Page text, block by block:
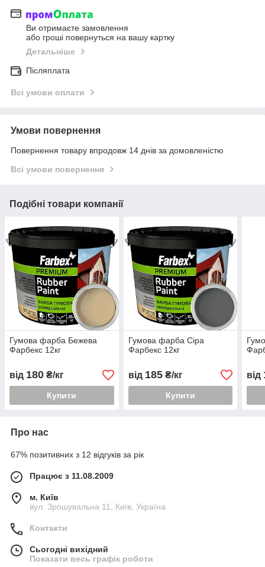
Ви отримаєте замовлення
або гроші повернуться на вашу картку
Детальніше
Післяплата
Всі умови оплати
Умови повернення
Повернення товару впродовж 14 днів за домовленістю
Всі умови повернення
Подібні товари компанії
Гумова фарба Бежева
Фарбекс 12кг
від 180 ₴/кг
Купити
Гумова фарба Сіра
Фарбекс 12кг
від 185₴/кг
Купити
від
Про нас
67% позитивних з 12 відгуків за рік
Працює з 11.08.2009
м. Київ
вул. Зрошувальна 11, Київ, Україна
Контакти
Сьогодні вихідний
Показати весь графік роботи